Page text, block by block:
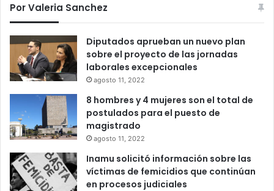
Por Valeria Sanchez
Diputados aprueban un nuevo plan
sobre el proyecto de las jornadas
laborales excepcionales
agosto 11, 2022
8 hombres y 4 mujeres son el total de
postulados para el puesto de
magistrado
agosto 11, 2022
Inamu solicitó información sobre las
víctimas de femicidios que continúan
en procesos judiciales